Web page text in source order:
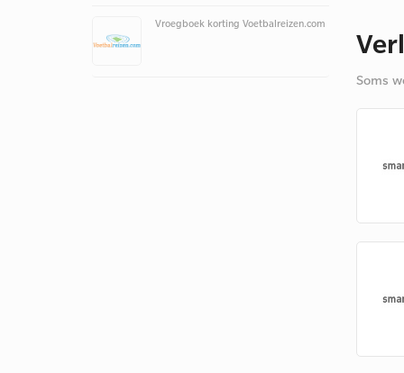
Soms
Vroegboek korting Voetbalreizen.com